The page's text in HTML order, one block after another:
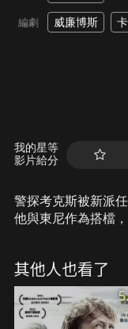
編劇 威廉博斯
我的星等
影片給分
警探考克斯被新派
他與東尼作為搭檔
相直指新女王加冕
警方嚴陣以待，考
的源頭。
其他人也看了